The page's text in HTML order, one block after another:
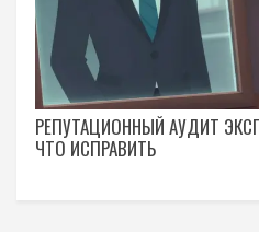
РЕПУТАЦИОННЫЙ АУДИТ
ЧТО ИСПРАВИТЬ